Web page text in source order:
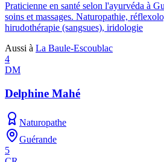
Praticienne en santé selon l'ayurvéda à
soins et massages. Naturopathie,
hirudothérapie (sangsues), iridologie
Aussi à La Baule-Escoublac
4
DM
Delphine Mahé
Naturopathe
Guérande
5